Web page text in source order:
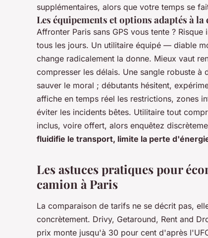
supplémentaires, alors que votre temps se
Les équipements et options adaptés à la
Affronter Paris sans GPS vous tente ?
tous les jours. Un utilitaire équipé — diable
change radicalement la donne. Mieux vaut
compresser les délais. Une sangle robuste
sauver le moral ; débutants hésitent,
affiche en temps réel les restrictions, zones
éviter les incidents bêtes. Utilitaire tout
inclus, voire offert, alors enquêtez
fluidifie le transport, limite la perte
Les astuces pratiques pour
camion à Paris
La comparaison de tarifs ne se décrit pas,
concrètement. Drivy, Getaround, Rent and
prix monte jusqu'à 30 pour cent d'après